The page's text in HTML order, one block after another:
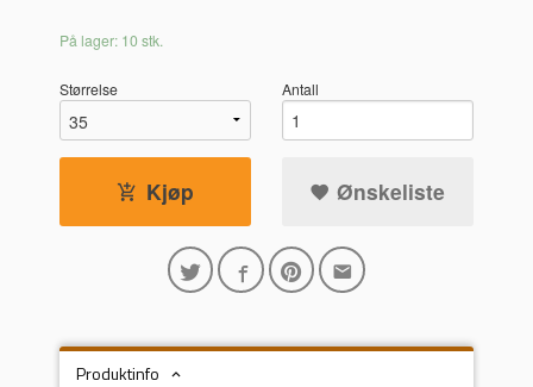
På lager: 10 stk.
Størrelse Antall
Kjøp Ønskeliste
Produktinfo